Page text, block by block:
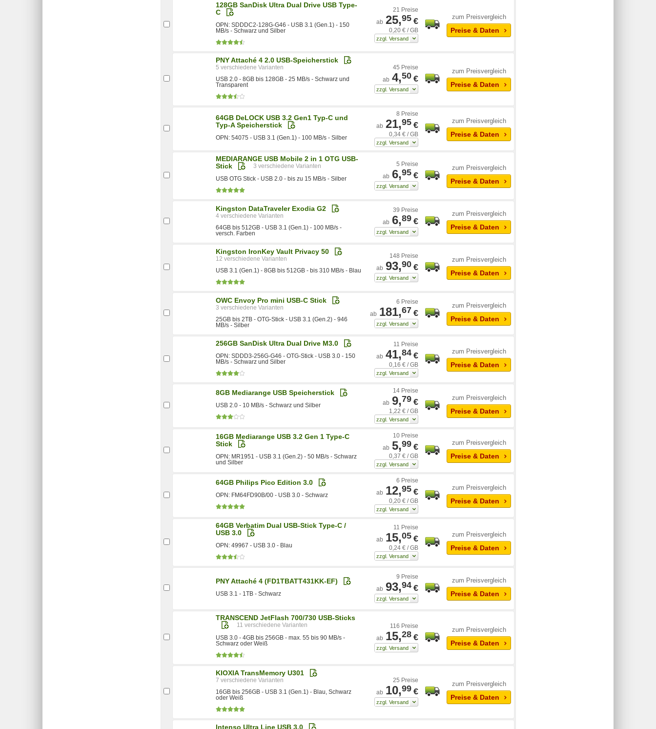
128GB SanDisk Ultra Dual Drive USB Type-
C
OPN: SDDDC2-128G-G46 - USB 3.1 (Gen.1) - 150
MB/s - Schwarz und Silber
21 Preise
ab 25,95 €
0,20 € / GB
zum Preisvergleich
Preise & Daten
PNY Attaché 4 2.0 USB-Speicherstick
5
USB 2.0 - 8GB bis 128GB - 25 MB/s - Schwarz und
Transparent
45 Preise
ab 4,50 €
zum Preisvergleich
Preise & Daten
64GB DeLOCK USB 3.2 Gen1 Typ-C und
Typ-A Speicherstick
OPN: 54075 - USB 3.1 (Gen.1) - 100 MB/s - Silber
8 Preise
ab 21,95 €
0,34 € / GB
zum Preisvergleich
Preise & Daten
MEDIARANGE USB Mobile 2 in 1 OTG USB-
Stick
3
USB OTG Stick - USB 2.0 - bis zu 15 MB/s - Silber
5 Preise
ab 6,95 €
zum Preisvergleich
Preise & Daten
Kingston DataTraveler Exodia G2
4
64GB bis 512GB - USB 3.1 (Gen.1) - 100 MB/s -
versch. Farben
39 Preise
ab 6,89 €
zum Preisvergleich
Preise & Daten
Kingston IronKey Vault Privacy 50
12
USB 3.1 (Gen.1) - 8GB bis 512GB - bis 310 MB/s - Blau
148 Preise
ab 93,90 €
zum Preisvergleich
Preise & Daten
OWC Envoy Pro mini USB-C Stick
3
25GB bis 2TB - OTG-Stick - USB 3.1 (Gen.2) - 946
MB/s - Silber
6 Preise
ab 181,67 €
zum Preisvergleich
Preise & Daten
256GB SanDisk Ultra Dual Drive M3.0
OPN: SDDD3-256G-G46 - OTG-Stick - USB 3.0 - 150
MB/s - Schwarz und Silber
11 Preise
ab 41,84 €
0,16 € / GB
zum Preisvergleich
Preise & Daten
8GB Mediarange USB Speicherstick
USB 2.0 - 10 MB/s - Schwarz und Silber
14 Preise
ab 9,79 €
1,22 € / GB
zum Preisvergleich
Preise & Daten
16GB Mediarange USB 3.2 Gen 1 Type-C
Stick
OPN: MR1951 - USB 3.1 (Gen.2) - 50 MB/s - Schwarz
und Silber
10 Preise
ab 5,99 €
0,37 € / GB
zum Preisvergleich
Preise & Daten
64GB Philips Pico Edition 3.0
OPN: FM64FD90B/00 - USB 3.0 - Schwarz
6 Preise
ab 12,95 €
0,20 € / GB
zum Preisvergleich
Preise & Daten
64GB Verbatim Dual USB-Stick Type-C /
USB 3.0
OPN: 49967 - USB 3.0 - Blau
11 Preise
ab 15,05 €
0,24 € / GB
zum Preisvergleich
Preise & Daten
PNY Attaché 4 (FD1TBATT431KK-EF)
USB 3.1 - 1TB - Schwarz
9 Preise
ab 93,94 €
zum Preisvergleich
Preise & Daten
TRANSCEND JetFlash 700/730 USB-Sticks
11
USB 3.0 - 4GB bis 256GB - max. 55 bis 90 MB/s -
Schwarz oder Weiß
116 Preise
ab 15,28 €
zum Preisvergleich
Preise & Daten
KIOXIA TransMemory U301
7
16GB bis 256GB - USB 3.1 (Gen.1) - Blau, Schwarz
oder Weiß
25 Preise
ab 10,99 €
zum Preisvergleich
Preise & Daten
Intenso Ultra Line USB 3.0